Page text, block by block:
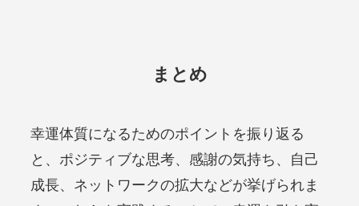
まとめ
幸運体質になるためのポイントを振り返る
と、ポジティブな思考、感謝の気持ち、自己
成長、ネットワークの拡大などが挙げられま